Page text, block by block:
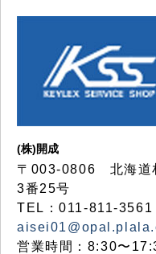
(株)開成
〒003-0806 北海道
3番25号
TEL：011-811-
営業時間：8:30〜